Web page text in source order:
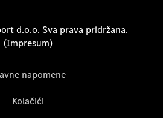
d.o.o. Sva prava pridržana.
(Impresum)
napomene
Kolačići